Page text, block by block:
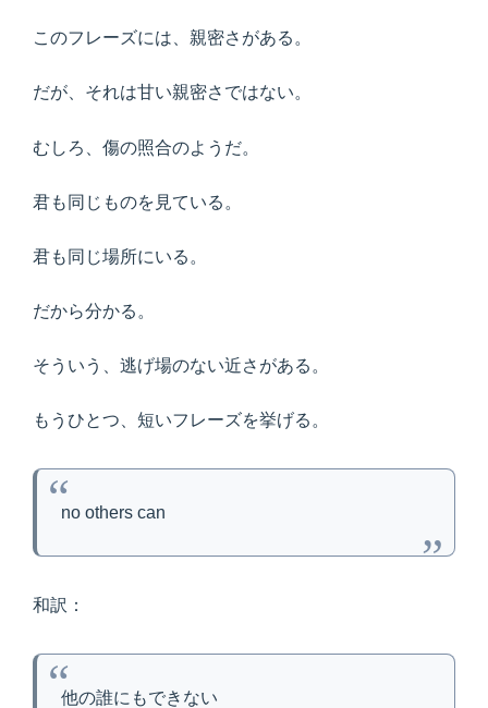
このフレーズには、親密さがある。
だが、それは甘い親密さではない。
むしろ、傷の照合のようだ。
君も同じものを見ている。
君も同じ場所にいる。
だから分かる。
そういう、逃げ場のない近さがある。
もうひとつ、短いフレーズを挙げる。
no others can
和訳：
他の誰にもできない